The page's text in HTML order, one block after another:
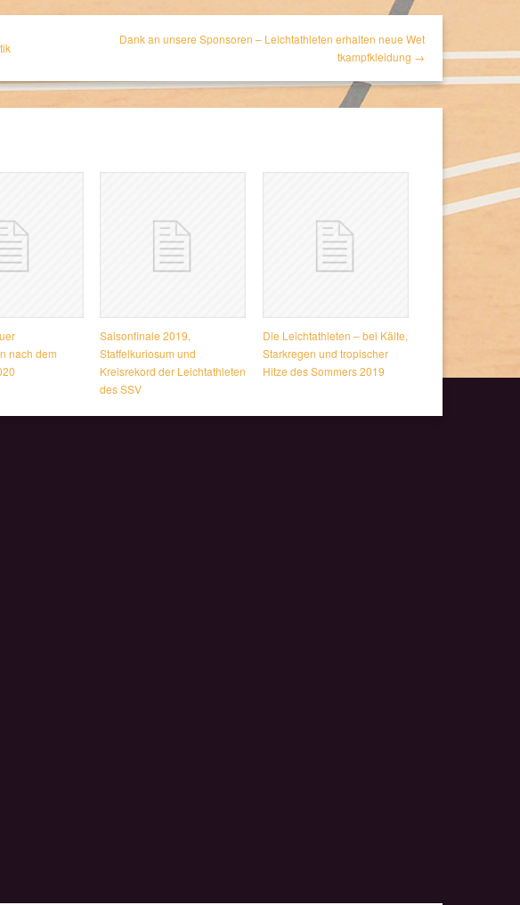
Dank an unsere Sponsoren – Leichtathleten erhalten neue Wet
tkampfkleidung →
nach dem
Saisonfinale 2019,
Staffelkuriosum und
Kreisrekord der Leichtathleten
des SSV
Die Leichtathleten – bei Kälte,
Starkregen und tropischer
Hitze des Sommers 2019